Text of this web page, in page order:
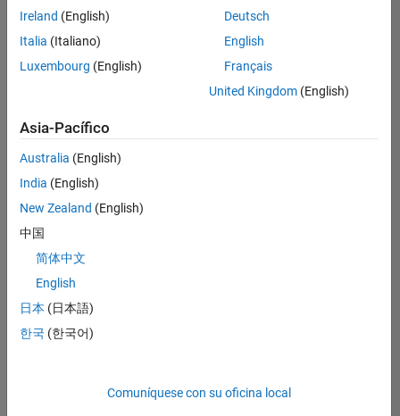
Pruebe
ampliar
su
todos
empleos.
Si aun
así no
ninguna
vacante
que se
a sus
cualificaciones,
Ireland (English)
Italia (Italiano)
Luxembourg (English)
Deutsch
English
Français
United Kingdom(English)
Asia-Pacífico
Australia (English)
India (English)
New Zealand (English)
中国
简体中文
English
日本 (日本語)
한국 (한국어)
Comuníquese con su oficina local